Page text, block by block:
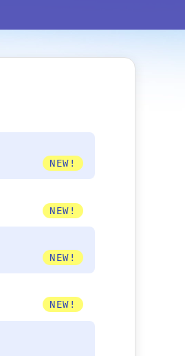
NEW!
NEW!
NEW!
NEW!